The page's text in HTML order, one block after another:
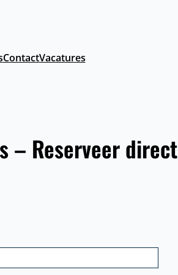
ContactVacatures
– Reserveer direct